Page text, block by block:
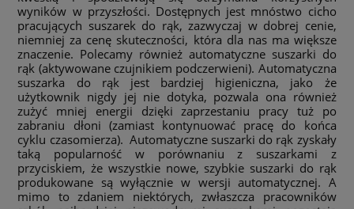
wyników w przyszłości. Dostępnych jest mnóstwo cicho
pracujących suszarek do rąk, zazwyczaj w dobrej cenie,
niemniej za cenę skuteczności, która dla nas ma większe
znaczenie. Polecamy również automatyczne suszarki do
rąk (aktywowane czujnikiem podczerwieni). Automatyczna
suszarka do rąk jest bardziej higieniczna, jako że
użytkownik nigdy jej nie dotyka, pozwala ona również
zużyć mniej energii dzięki zaprzestaniu pracy tuż po
zabraniu dłoni (zamiast kontynuować pracę do końca
cyklu czasomierza). Automatyczne suszarki do rąk zyskały
taką popularność w porównaniu z suszarkami z
przyciskiem, że wszystkie nowe, szybkie suszarki do rąk
produkowane są wyłącznie w wersji automatycznej. A
mimo to zdaniem niektórych, zwłaszcza pracowników